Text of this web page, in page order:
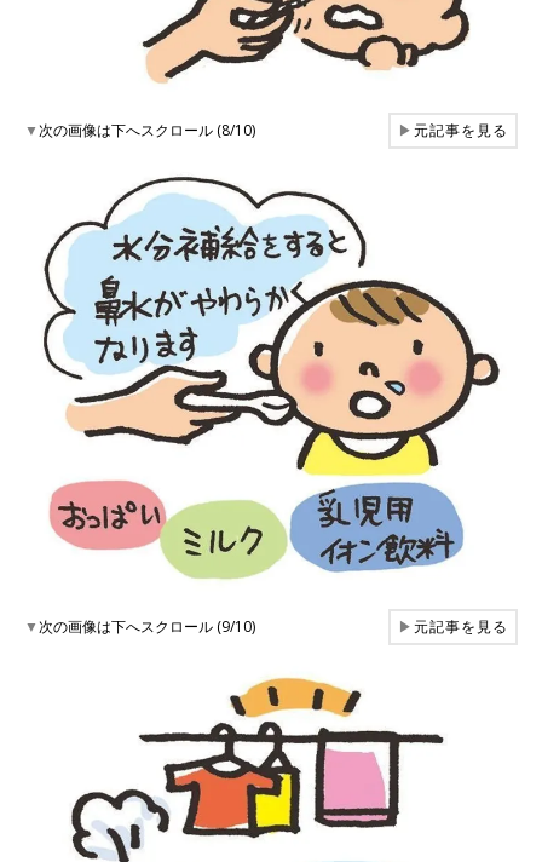
▼次の画像は下へスクロール (8/10) ▶元記事を見る
▼次の画像は下へスクロール (9/10) ▶元記事を見る